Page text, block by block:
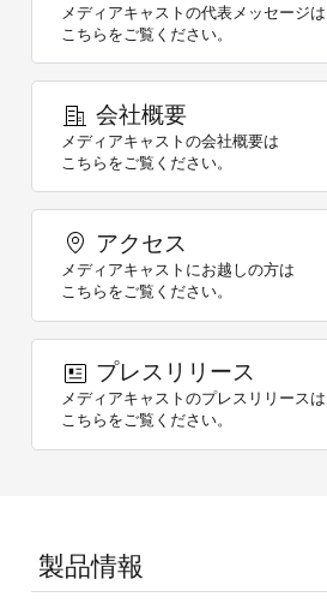
メディアキャストの代表メッセージは
こちらをご覧ください。
会社概要
メディアキャストの会社概要は
こちらをご覧ください。
アクセス
メディアキャストにお越しの方は
こちらをご覧ください。
プレスリリース
メディアキャストのプレスリリースは
こちらをご覧ください。
製品情報